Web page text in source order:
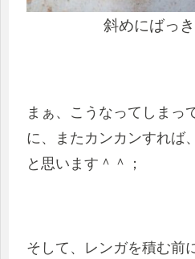
斜めにばっき
まぁ、こうなってしまっ
に、またカンカンすれば
と思います＾＾；
そして、レンガを積む前